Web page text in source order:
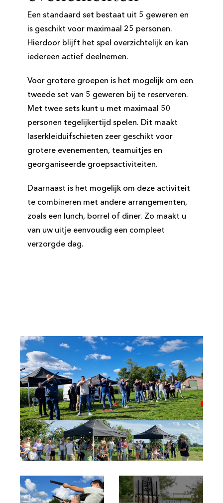
Een standaard set bestaat uit 5 geweren en
is geschikt voor maximaal 25 personen.
Hierdoor blijft het spel overzichtelijk en kan
iedereen actief deelnemen.
Voor grotere groepen is het mogelijk om een
tweede set van 5 geweren bij te reserveren.
Met twee sets kunt u met maximaal 50
personen tegelijkertijd spelen. Dit maakt
laserkleiduifschieten zeer geschikt voor
grotere evenementen, teamuitjes en
georganiseerde groepsactiviteiten.
Daarnaast is het mogelijk om deze activiteit
te combineren met andere arrangementen,
zoals een lunch, borrel of diner. Zo maakt u
van uw uitje eenvoudig een compleet
verzorgde dag.